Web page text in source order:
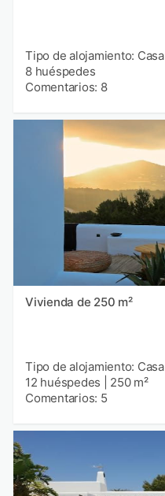
Tipo de alojamiento: Casa
8 huéspedes
Comentarios: 8
Vivienda de 250 m²
Tipo de alojamiento: Casa
12 huéspedes
250 m²
Comentarios: 5